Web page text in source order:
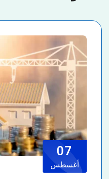
07
أغسطس